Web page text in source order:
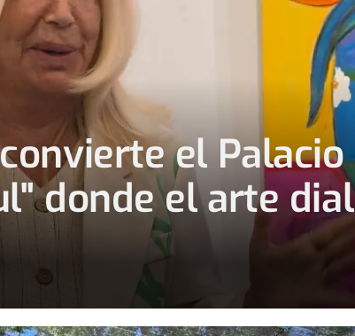
el
donde el arte